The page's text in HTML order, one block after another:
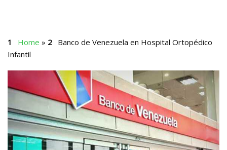
Home »
Banco de Venezuela en Hospital Ortopédico
Infantil